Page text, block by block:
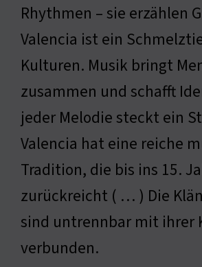
Rhythmen – sie erzählen
Valencia ist ein
Kulturen. Musik bringt
zusammen und schafft
jeder Melodie steckt ein
Valencia hat eine reiche
Tradition, die bis ins 15.
zurückreicht ( … ) Die
sind untrennbar mit ihrer
verbunden.